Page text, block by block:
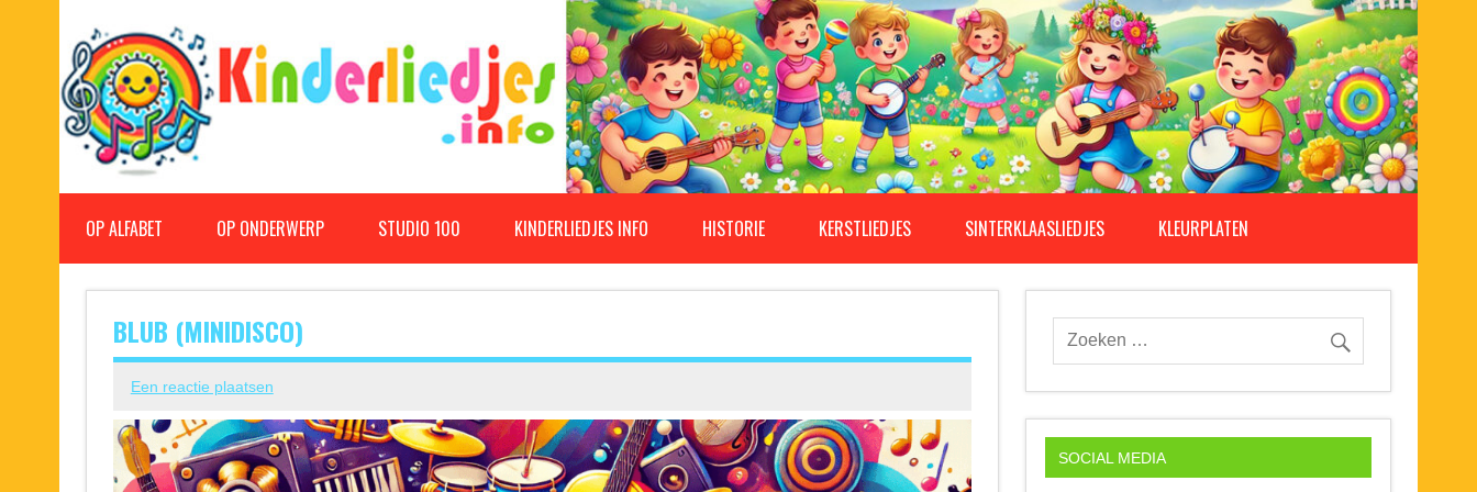
Kinderliedjes
OP ALFABET OP ONDERWERP STUDIO 100 KINDERLIEDJES INFO HISTORIE KERSTLIEDJES SINTERKLAASLIEDJES KLEURPLATEN
BLUB (MINIDISCO)
Een reactie plaatsen
SOCIAL MEDIA